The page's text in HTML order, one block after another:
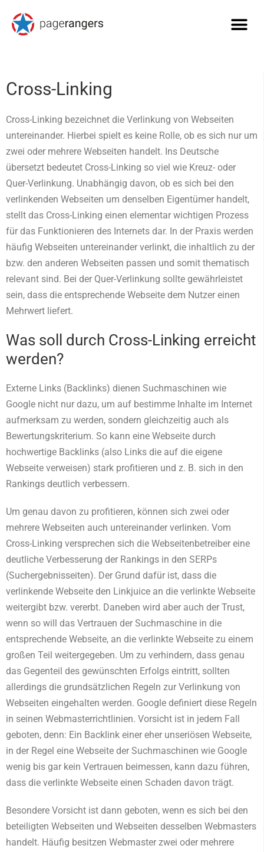
Cross-Linking
Cross-Linking bezeichnet die Verlinkung von Webseiten
untereinander. Hierbei spielt es keine Rolle, ob es sich nur um
zwei oder mehrere Webseiten handelt. Ins Deutsche
übersetzt bedeutet Cross-Linking so viel wie Kreuz- oder
Quer-Verlinkung. Unabhängig davon, ob es sich bei den
verlinkenden Webseiten um denselben Eigentümer handelt,
stellt das Cross-Linking einen elementar wichtigen Prozess
für das Funktionieren des Internets dar. In der Praxis werden
häufig Webseiten untereinander verlinkt, die inhaltlich zu der
bzw. den anderen Webseiten passen und somit thematisch
relevant sind. Bei der Quer-Verlinkung sollte gewährleistet
sein, dass die entsprechende Webseite dem Nutzer einen
Mehrwert liefert.
Was soll durch Cross-Linking erreicht
werden?
Externe Links (Backlinks) dienen Suchmaschinen wie
Google nicht nur dazu, um auf bestimme Inhalte im Internet
aufmerksam zu werden, sondern gleichzeitig auch als
Bewertungskriterium. So kann eine Webseite durch
hochwertige Backlinks (also Links die auf die eigene
Webseite verweisen) stark profitieren und z. B. sich in den
Rankings deutlich verbessern.
Um genau davon zu profitieren, können sich zwei oder
mehrere Webseiten auch untereinander verlinken. Vom
Cross-Linking versprechen sich die Webseitenbetreiber eine
deutliche Verbesserung der Rankings in den SERPs
(Suchergebnisseiten). Der Grund dafür ist, dass die
verlinkende Webseite den Linkjuice an die verlinkte Webseite
weitergibt bzw. vererbt. Daneben wird aber auch der Trust,
wenn so will das Vertrauen der Suchmaschine in die
entsprechende Webseite, an die verlinkte Webseite zu einem
großen Teil weitergegeben. Um zu verhindern, dass genau
das Gegenteil des gewünschten Erfolgs eintritt, sollten
allerdings die grundsätzlichen Regeln zur Verlinkung von
Webseiten eingehalten werden. Google definiert diese Regeln
in seinen Webmasterrichtlinien. Vorsicht ist in jedem Fall
geboten, denn: Ein Backlink einer eher unseriösen Webseite,
in der Regel eine Webseite der Suchmaschinen wie Google
wenig bis gar kein Vertrauen beimessen, kann dazu führen,
dass die verlinkte Webseite einen Schaden davon trägt.
Besondere Vorsicht ist dann geboten, wenn es sich bei den
beteiligten Webseiten und Webseiten desselben Webmasters
handelt. Häufig besitzen Webmaster zwei oder mehrere